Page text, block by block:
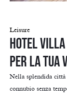
Leisure
Hotel
per la tua
Nella splendida
connubio senza